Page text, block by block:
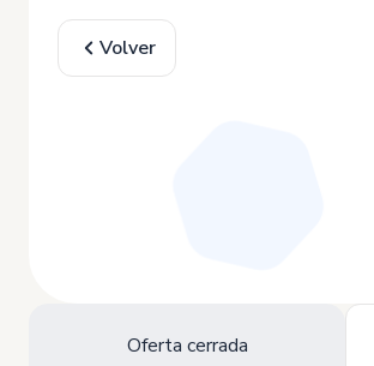
Volver
Oferta cerrada